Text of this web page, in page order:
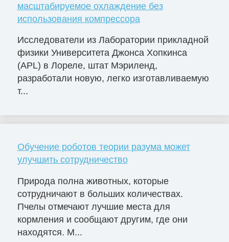
масштабируемое охлаждение без
использования компрессора
Исследователи из Лаборатории прикладной
физики Университета Джонса Хопкинса
(APL) в Лореле, штат Мэриленд,
разработали новую, легко изготавливаемую
т...
Обучение роботов теории разума может
улучшить сотрудничество
Природа полна животных, которые
сотрудничают в больших количествах.
Пчелы отмечают лучшие места для
кормления и сообщают другим, где они
находятся. М...